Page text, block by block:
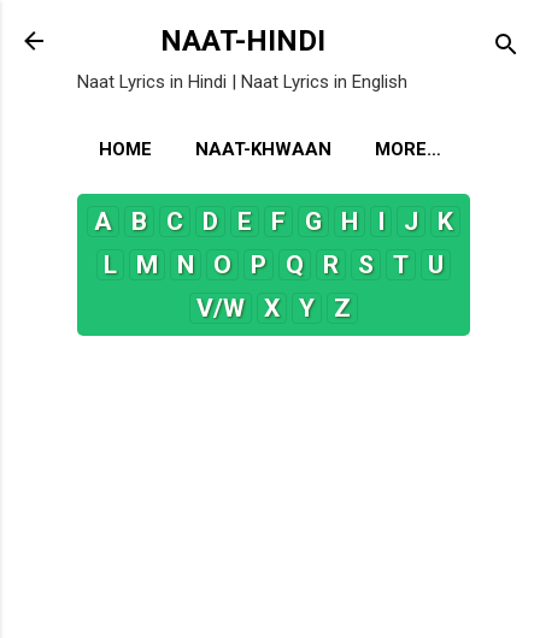
Skip to main content
NAAT-HINDI
Naat Lyrics in Hindi | Naat Lyrics in English
HOME NAAT-KHWAAN MORE…
A B C D E F G H I J
K
L
M N O P Q R S T
U
V/W
X Y Z